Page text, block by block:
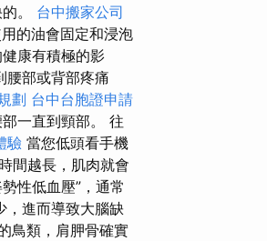
。 台中搬家公司
的油會固定和浸泡
康有積極的影
腰部或背部疼痛
劃 台中台胞證申請
一直到頸部。 往
驗 當您低頭看手機
間越長，肌肉就會
性低血壓”，通常
，進而導致大腦缺
鳥類，肩胛骨確實